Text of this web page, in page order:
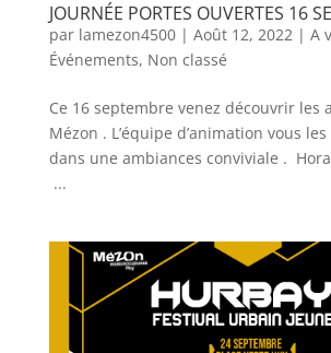
JOURNÉE PORTES OUVERTES 16
par lamezon4500| Août 12, 2022| A
Événements, Non classé
Ce 16 septembre venez découvrir les
Mézon . L’équipe d’animation vous
dans une ambiances conviviale .
...